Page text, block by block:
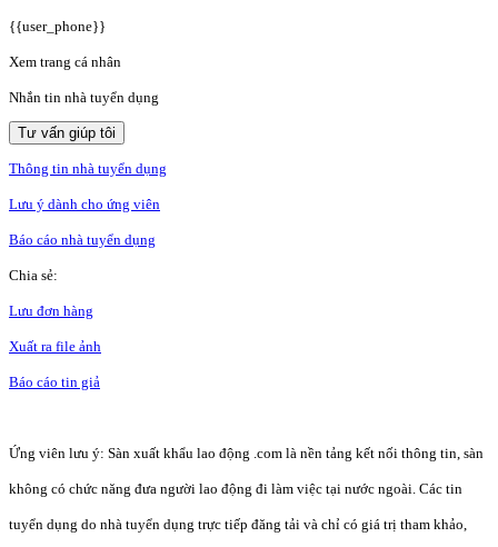
{{user_phone}}
Xem trang cá nhân
Nhắn tin nhà tuyển dụng
Tư vấn giúp tôi
Thông tin nhà tuyển dụng
Lưu ý dành cho ứng viên
Báo cáo nhà tuyển dụng
Chia sẻ:
Lưu đơn hàng
Xuất ra file ảnh
Báo cáo tin giả
Ứng viên lưu ý: Sàn xuất khẩu lao động .com là nền tảng kết nối thông tin, sàn
không có chức năng đưa người lao động đi làm việc tại nước ngoài. Các tin
tuyển dụng do nhà tuyển dụng trực tiếp đăng tải và chỉ có giá trị tham khảo,